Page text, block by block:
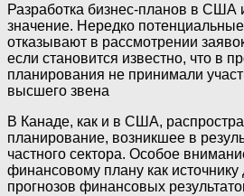
Разработка бизнес-планов в США
значение. Нередко
отказывают в рассмотрении
если становится известно, что в
планирования не принимали
высшего звена
В Канаде, как и в США,
планирование, возникшее в
частного сектора. Особое
финансовому плану как источнику
прогнозов финансовых